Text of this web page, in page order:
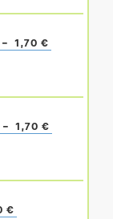
- 1,70 €
- 1,70 €
€